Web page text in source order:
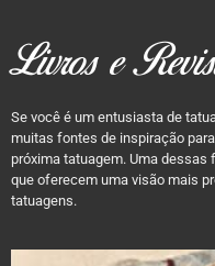
Livros e
Se você é um entusiasta de
muitas fontes de inspiração
próxima tatuagem. Uma
que oferecem uma visão mais
tatuagens.